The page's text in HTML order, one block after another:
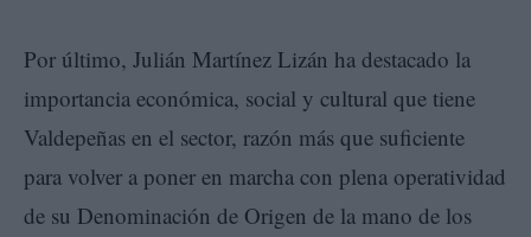
Por último, Julián Martínez Lizán ha destacado la
importancia económica, social y cultural que tiene
Valdepeñas en el sector, razón más que suficiente
para volver a poner en marcha con plena operatividad
de su Denominación de Origen de la mano de los